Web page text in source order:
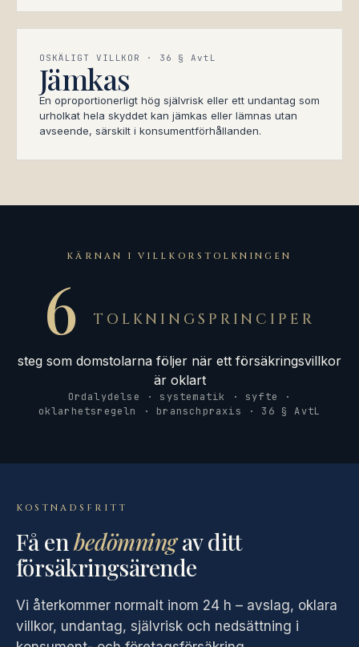
OSKÄLIGT VILLKOR · 36 § AvtL
Jämkas
En oproportionerligt hög självrisk eller ett undantag som
urholkat hela skyddet kan jämkas eller lämnas utan
avseende, särskilt i konsumentförhållanden.
KÄRNAN I VILLKORSTOLKNINGEN
6 TOLKNINGSPRINCIPER
steg som domstolarna följer när ett försäkringsvillkor
är oklart
Ordalydelse · systematik · syfte ·
oklarhetsregeln · branschpraxis · 36 § AvtL
KOSTNADSFRITT
Få enbedömningav ditt
försäkringsärende
Vi återkommer normalt inom 24 h – avslag, oklara
villkor, undantag, självrisk och nedsättning i